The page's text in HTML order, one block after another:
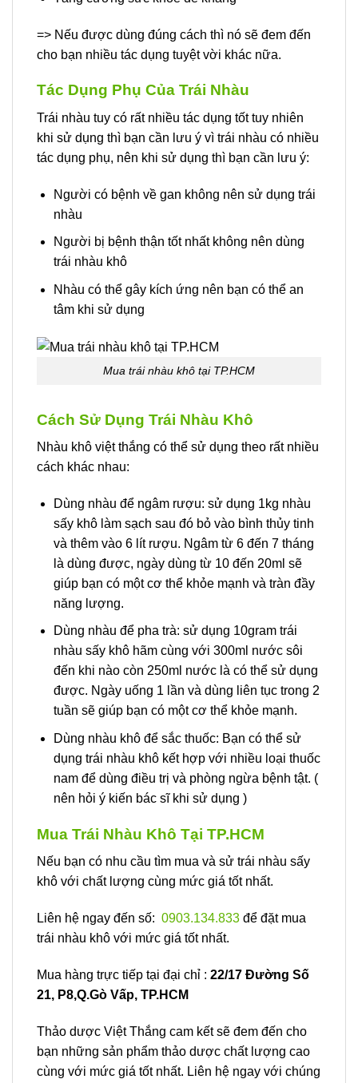
=> Nếu được dùng đúng cách thì nó sẽ đem đến
cho bạn nhiều tác dụng tuyệt vời khác nữa.
Tác Dụng Phụ Của Trái Nhàu
Trái nhàu tuy có rất nhiều tác dụng tốt tuy nhiên
khi sử dụng thì bạn cần lưu ý vì trái nhàu có nhiều
tác dụng phụ, nên khi sử dụng thì bạn cần lưu ý:
Người có bệnh về gan không nên sử dụng trái
nhàu
Người bị bệnh thận tốt nhất không nên dùng
trái nhàu khô
Nhàu có thể gây kích ứng nên bạn có thể an
tâm khi sử dụng
Mua trái nhàu khô tại TP.HCM
Cách Sử Dụng Trái Nhàu Khô
Nhàu khô việt thắng có thể sử dụng theo rất nhiều
cách khác nhau:
Dùng nhàu để ngâm rượu: sử dụng 1kg nhàu
sấy khô làm sạch sau đó bỏ vào bình thủy tinh
và thêm vào 6 lít rượu. Ngâm từ 6 đến 7 tháng
là dùng được, ngày dùng từ 10 đến 20ml sẽ
giúp bạn có một cơ thể khỏe mạnh và tràn đầy
năng lượng.
Dùng nhàu để pha trà: sử dụng 10gram trái
nhàu sấy khô hãm cùng với 300ml nước sôi
đến khi nào còn 250ml nước là có thể sử dụng
được. Ngày uống 1 lần và dùng liên tục trong 2
tuần sẽ giúp bạn có một cơ thể khỏe mạnh.
Dùng nhàu khô để sắc thuốc: Bạn có thể sử
dụng trái nhàu khô kết hợp với nhiều loại thuốc
nam để dùng điều trị và phòng ngừa bệnh tật. (
nên hỏi ý kiến bác sĩ khi sử dụng )
Mua Trái Nhàu Khô Tại TP.HCM
Nếu bạn có nhu cầu tìm mua và sử trái nhàu sấy
khô với chất lượng cùng mức giá tốt nhất.
Liên hệ ngay đến số: 0903.134.833 để đặt mua
trái nhàu khô với mức giá tốt nhất.
Mua hàng trực tiếp tại đại chỉ : 22/17 Đường Số
21, P8,Q.Gò Vấp, TP.HCM
Thảo dược Việt Thắng cam kết sẽ đem đến cho
bạn những sản phẩm thảo dược chất lượng cao
cùng với mức giá tốt nhất. Liên hệ ngay với chúng